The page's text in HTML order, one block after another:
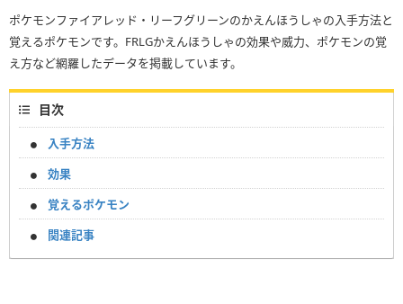
ポケモンファイアレッド・リーフグリーンのかえんほうしゃの入手方法と
覚えるポケモンです。FRLGかえんほうしゃの効果や威力、ポケモンの覚
え方など網羅したデータを掲載しています。
目次
入手方法
効果
覚えるポケモン
関連記事